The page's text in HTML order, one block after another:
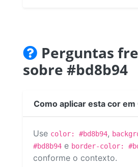
Perguntas
sobre #bd8b94
Como aplicar esta cor em
Use color: #bd8b94,
#bd8b94 e border-color:
conforme o contexto.